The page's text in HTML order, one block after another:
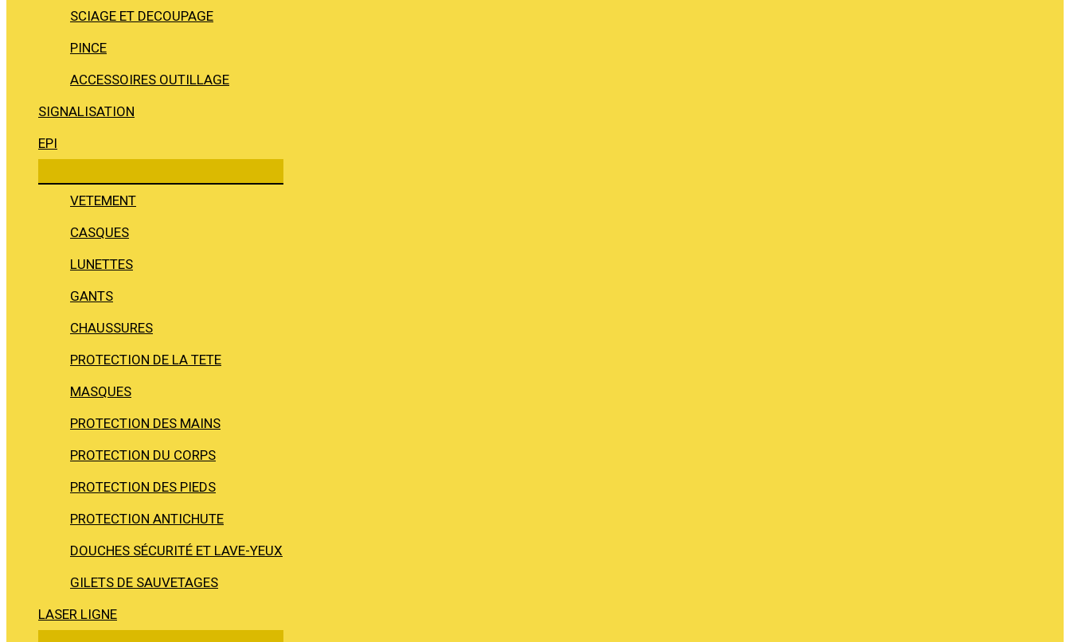
SCIAGE ET DECOUPAGE
PINCE
ACCESSOIRES OUTILLAGE
SIGNALISATION
EPI
VETEMENT
CASQUES
LUNETTES
GANTS
CHAUSSURES
PROTECTION DE LA TETE
MASQUES
PROTECTION DES MAINS
PROTECTION DU CORPS
PROTECTION DES PIEDS
PROTECTION ANTICHUTE
DOUCHES SÉCURITÉ ET LAVE-YEUX
GILETS DE SAUVETAGES
LASER LIGNE